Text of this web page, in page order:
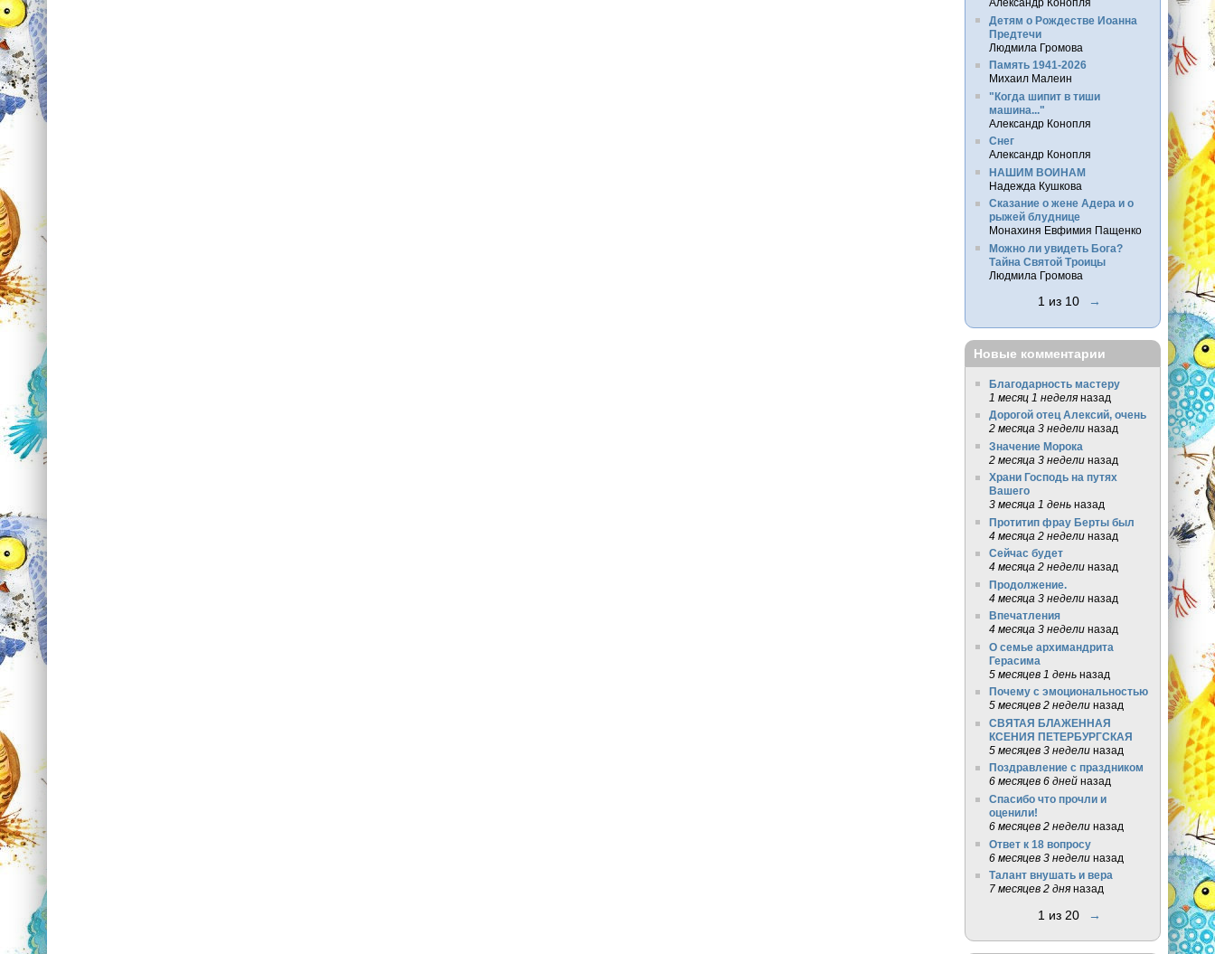
Александр Конопля
Детям о Рождестве Иоанна
Предтечи
Людмила Громова
Память 1941-2026
Михаил Малеин
"Когда шипит в тиши
машина..."
Александр Конопля
Снег
Александр Конопля
НАШИМ ВОИНАМ
Надежда Кушкова
Сказание о жене Адера и о
рыжей блуднице
Монахиня Евфимия Пащенко
Можно ли увидеть Бога?
Тайна Святой Троицы
Людмила Громова
1 из 10 →
Новые комментарии
Благодарность мастеру
1 месяц 1 неделяназад
Дорогой отец Алексий, очень
2 месяца 3 неделиназад
Значение Морока
2 месяца 3 неделиназад
Храни Господь на путях
Вашего
3 месяца 1 деньназад
Протитип фрау Берты был
4 месяца 2 неделиназад
Сейчас будет
4 месяца 2 неделиназад
Продолжение.
4 месяца 3 неделиназад
Впечатления
4 месяца 3 неделиназад
О семье архимандрита
Герасима
5 месяцев 1 деньназад
Почему с эмоциональностью
5 месяцев 2 неделиназад
СВЯТАЯ БЛАЖЕННАЯ
КСЕНИЯ ПЕТЕРБУРГСКАЯ
5 месяцев 3 неделиназад
Поздравление с праздником
6 месяцев 6 днейназад
Спасибо что прочли и
оценили!
6 месяцев 2 неделиназад
Ответ к 18 вопросу
6 месяцев 3 неделиназад
Талант внушать и вера
7 месяцев 2 дняназад
1 из 20 →